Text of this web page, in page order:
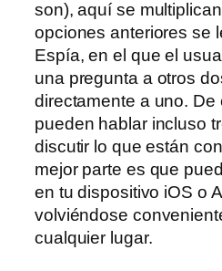
son), aquí se
opciones anteriores se
Espía, en el que el
una pregunta a otros
directamente a uno. De
pueden hablar incluso
discutir lo que están
mejor parte es que
en tu dispositivo iOS o
volviéndose
cualquier lugar.